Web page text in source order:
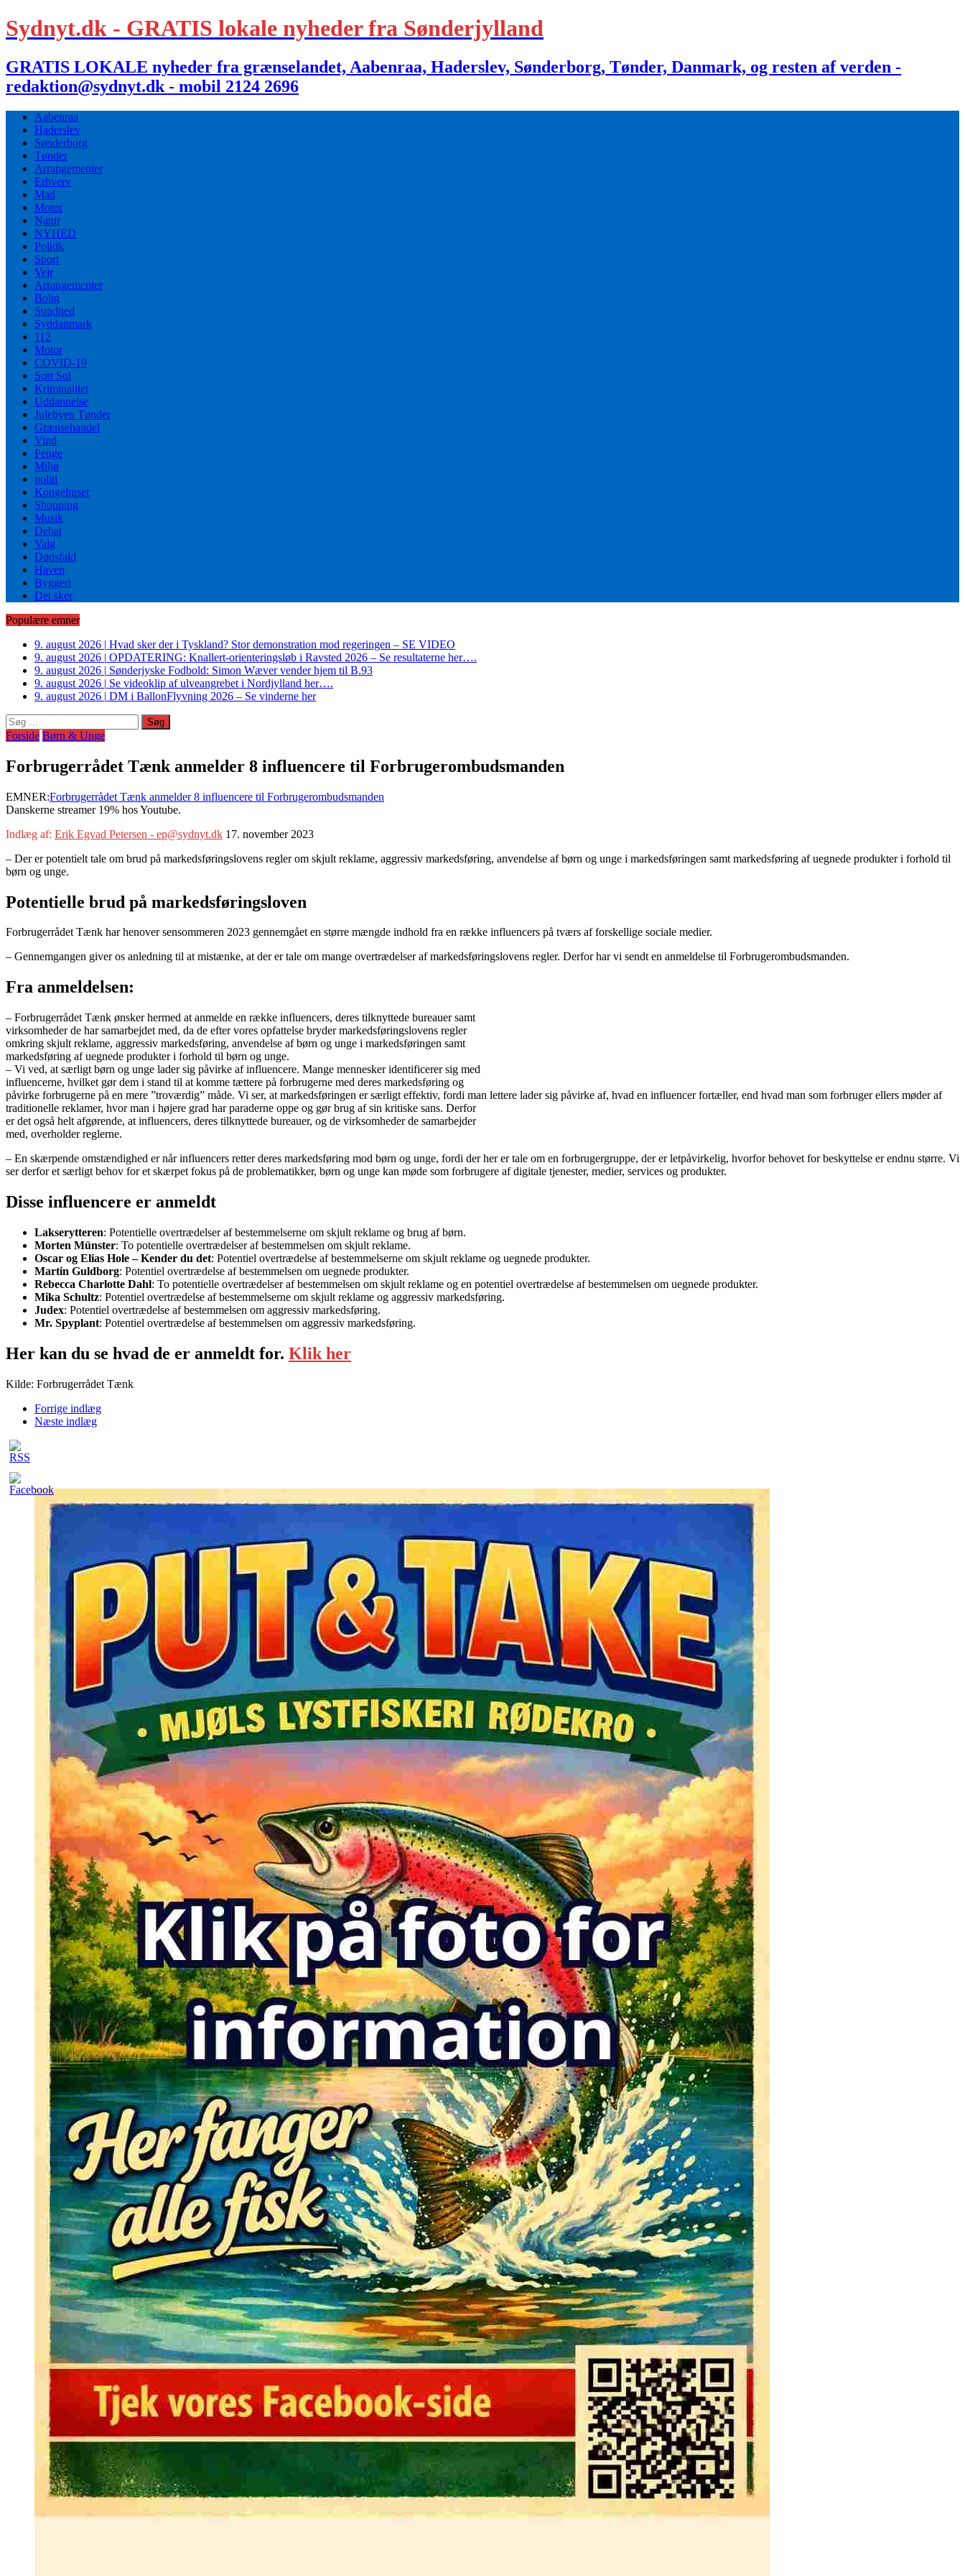
Sydnyt.dk - GRATIS lokale nyheder fra Sønderjylland
GRATIS LOKALE nyheder fra grænselandet, Aabenraa, Haderslev, Sønderborg, Tønder, Danmark, og resten af verden -
redaktion@sydnyt.dk - mobil 2124 2696
Aabenraa
Haderslev
Sønderborg
Tønder
Arrangementer
Erhverv
Mad
Motor
Natur
NYHED
Politik
Sport
Vejr
Arrangementer
Bolig
Sundhed
Syddanmark
112
Motor
COVID-19
Sort Sol
Kriminalitet
Uddannelse
Julebyen Tønder
Grænsehandel
Vind
Penge
Miljø
politi
Kongehuset
Shopping
Musik
Debat
Valg
Dødsfald
Haven
Byggeri
Det sker
Populære emner
9. august 2026 | Hvad sker der i Tyskland? Stor demonstration mod regeringen – SE VIDEO
9. august 2026 | OPDATERING: Knallert-orienteringsløb i Ravsted 2026 – Se resultaterne her….
9. august 2026 | Sønderjyske Fodbold: Simon Wæver vender hjem til B.93
9. august 2026 | Se videoklip af ulveangrebet i Nordjylland her….
9. august 2026 | DM i BallonFlyvning 2026 – Se vinderne her
Søg
efter:
Forside Børn & Unge
Forbrugerrådet Tænk anmelder 8 influencere til Forbrugerombudsmanden
EMNER:Forbrugerrådet Tænk anmelder 8 influencere til Forbrugerombudsmanden
Danskerne streamer 19% hos Youtube.
Indlæg af: Erik Egvad Petersen - ep@sydnyt.dk 17. november 2023
– Der er potentielt tale om brud på markedsføringslovens regler om skjult reklame, aggressiv markedsføring, anvendelse af børn og unge i markedsføringen samt markedsføring af uegnede produkter i forhold til
børn og unge.
Potentielle brud på markedsføringsloven
Forbrugerrådet Tænk har henover sensommeren 2023 gennemgået en større mængde indhold fra en række influencers på tværs af forskellige sociale medier.
– Gennemgangen giver os anledning til at mistænke, at der er tale om mange overtrædelser af markedsføringslovens regler. Derfor har vi sendt en anmeldelse til Forbrugerombudsmanden.
Fra anmeldelsen:
– Forbrugerrådet Tænk ønsker hermed at anmelde en række influencers, deres tilknyttede bureauer samt
virksomheder de har samarbejdet med, da de efter vores opfattelse bryder markedsføringslovens regler
omkring skjult reklame, aggressiv markedsføring, anvendelse af børn og unge i markedsføringen samt
markedsføring af uegnede produkter i forhold til børn og unge.
– Vi ved, at særligt børn og unge lader sig påvirke af influencere. Mange mennesker identificerer sig med
influencerne, hvilket gør dem i stand til at komme tættere på forbrugerne med deres markedsføring og
påvirke forbrugerne på en mere ”troværdig” måde. Vi ser, at markedsføringen er særligt effektiv, fordi man lettere lader sig påvirke af, hvad en influencer fortæller, end hvad man som forbruger ellers møder af
traditionelle reklamer, hvor man i højere grad har paraderne oppe og gør brug af sin kritiske sans. Derfor
er det også helt afgørende, at influencers, deres tilknyttede bureauer, og de virksomheder de samarbejder
med, overholder reglerne.
– En skærpende omstændighed er når influencers retter deres markedsføring mod børn og unge, fordi der her er tale om en forbrugergruppe, der er letpåvirkelig, hvorfor behovet for beskyttelse er endnu større. Vi
ser derfor et særligt behov for et skærpet fokus på de problematikker, børn og unge kan møde som forbrugere af digitale tjenester, medier, services og produkter.
Disse influencere er anmeldt
Lakserytteren: Potentielle overtrædelser af bestemmelserne om skjult reklame og brug af børn.
Morten Münster: To potentielle overtrædelser af bestemmelsen om skjult reklame.
Oscar og Elias Hole – Kender du det: Potentiel overtrædelse af bestemmelserne om skjult reklame og uegnede produkter.
Martin Guldborg: Potentiel overtrædelse af bestemmelsen om uegnede produkter.
Rebecca Charlotte Dahl: To potentielle overtrædelser af bestemmelsen om skjult reklame og en potentiel overtrædelse af bestemmelsen om uegnede produkter.
Mika Schultz: Potentiel overtrædelse af bestemmelserne om skjult reklame og aggressiv markedsføring.
Judex: Potentiel overtrædelse af bestemmelsen om aggressiv markedsføring.
Mr. Spyplant: Potentiel overtrædelse af bestemmelsen om aggressiv markedsføring.
Her kan du se hvad de er anmeldt for. Klik her
Kilde: Forbrugerrådet Tænk
Forrige indlæg
Næste indlæg